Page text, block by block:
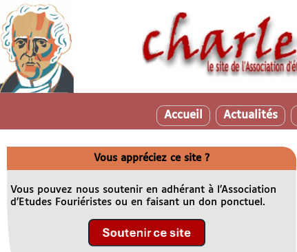
Accueil Actualités
Vous appréciez ce site ?
Vous pouvez nous soutenir en adhérant à l’Association
d’Etudes Fouriéristes ou en faisant un don ponctuel.